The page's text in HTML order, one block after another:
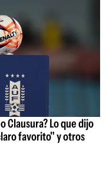
Clausura? Lo que dijo
favorito" y otros